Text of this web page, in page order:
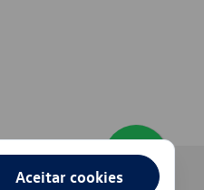
Aceitar cookies